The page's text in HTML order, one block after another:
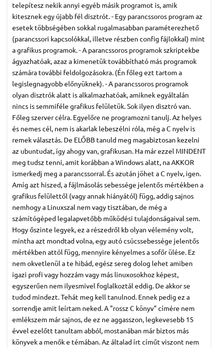
telepítesz nekik annyi egyéb másik programot is, amik
kitesznek egy újabb fél disztrót. - Egy parancssoros program az
esetek többségében sokkal rugalmasabban paraméterezhető
(parancssori kapcsolókkal, illetve részben config fájlokkal) mint
a grafikus programok. - A parancssoros programok szkriptekbe
ágyazhatóak, azaz a kimenetük továbbítható más programok
számára további feldolgozásokra. (Én főleg ezt tartom a
legislegnagyobb előnyüknek). - A parancssoros programok
olyan disztrók alatt is alkalmazhatóak, amiknek egyáltalán
nincs is semmiféle grafikus felületük. Sok ilyen disztró van.
Főleg szerver célra. Egyelőre ne programozni tanulj. Az helyes
és nemes cél, nem is akarlak lebeszélni róla, még a C nyelv is
remek választás. De ELŐBB tanuld meg magabiztosan kezelni
az ubuntudat, így ahogy van, grafikusan. Ha már ezzel MINDENT
meg tudsz tenni, amit korábban a Windows alatt, na AKKOR
ismerkedj meg a parancssorral. És azután jöhet a C nyelv, igen.
Amíg azt hiszed, a fájlmásolás sebessége jelentős mértékben a
grafikus felülettől (vagy annak hiányától) függ, addig sajnos
nemhogy a Linuxszal nem vagy tisztában, de még a
számítógéped legalapvetőbb működési tulajdonságaival sem.
Hogy őszinte legyek, ez a részedről kb olyan vélemény volt,
mintha azt mondtad volna, egy autó csúcssebessége jelentős
mértékben attól függ, mennyire kényelmes a sofőr ülése. Ez
nem okvetlenül a te hibád, egész sereg dolog lehet amiben
igazi profi vagy hozzám vagy más linuxosokhoz képest,
egyszerűen nem ilyesmivel foglalkoztál eddig. De akkor se
tudod mindezt. Tehát meg kell tanulnod. Ennek pedig ez a
sorrendje amit leírtam neked. A "rossz C könyv" címére nem
emlékszem már sajnos, de ez ne aggasszon, legkevesebb 15
évvel ezelőtt tanultam abból, mostanában már biztos más
könyvek a menők e témában. Az általad írt címűt viszont nem